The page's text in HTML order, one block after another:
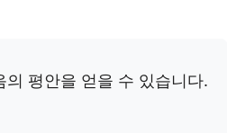
평안을 얻을 수 있습니다.